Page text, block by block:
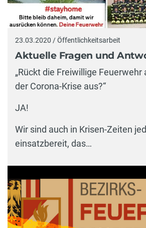
23.03.2020 / Öffentlichkeitsarbeit
Aktuelle Fragen und
„Rückt die Freiwillige Feuerwehr
der Corona-Krise aus?“
JA!
Wir sind auch in Krisen-Zeiten
einsatzbereit, das…